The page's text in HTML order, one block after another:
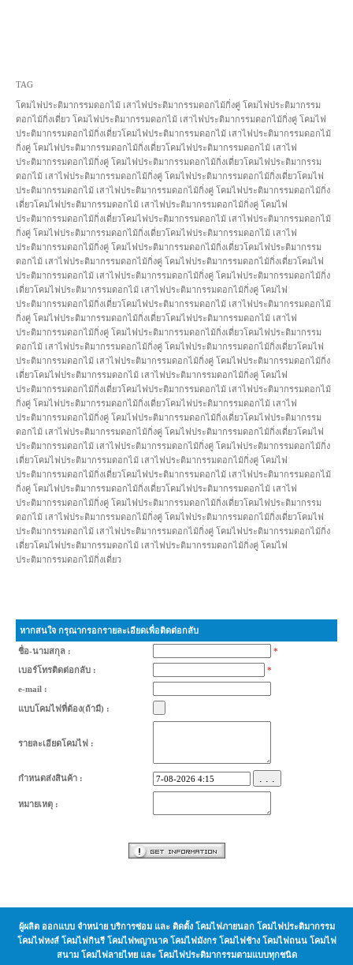
TAG
โคมไฟประติมากรรมดอกไม้ เสาไฟประติมากรรมดอกไม้กิ่งคู่ โคมไฟประติมากรรม
ดอกไม้กิ่งเดี่ยว โคมไฟประติมากรรมดอกไม้ เสาไฟประติมากรรมดอกไม้กิ่งคู่ โคมไฟ
ประติมากรรมดอกไม้กิ่งเดี่ยวโคมไฟประติมากรรมดอกไม้ เสาไฟประติมากรรมดอกไม้
กิ่งคู่ โคมไฟประติมากรรมดอกไม้กิ่งเดี่ยวโคมไฟประติมากรรมดอกไม้ เสาไฟ
ประติมากรรมดอกไม้กิ่งคู่ โคมไฟประติมากรรมดอกไม้กิ่งเดี่ยวโคมไฟประติมากรรม
ดอกไม้ เสาไฟประติมากรรมดอกไม้กิ่งคู่ โคมไฟประติมากรรมดอกไม้กิ่งเดี่ยวโคมไฟ
ประติมากรรมดอกไม้ เสาไฟประติมากรรมดอกไม้กิ่งคู่ โคมไฟประติมากรรมดอกไม้กิ่ง
เดี่ยวโคมไฟประติมากรรมดอกไม้ เสาไฟประติมากรรมดอกไม้กิ่งคู่ โคมไฟ
ประติมากรรมดอกไม้กิ่งเดี่ยวโคมไฟประติมากรรมดอกไม้ เสาไฟประติมากรรมดอกไม้
กิ่งคู่ โคมไฟประติมากรรมดอกไม้กิ่งเดี่ยวโคมไฟประติมากรรมดอกไม้ เสาไฟ
ประติมากรรมดอกไม้กิ่งคู่ โคมไฟประติมากรรมดอกไม้กิ่งเดี่ยวโคมไฟประติมากรรม
ดอกไม้ เสาไฟประติมากรรมดอกไม้กิ่งคู่ โคมไฟประติมากรรมดอกไม้กิ่งเดี่ยวโคมไฟ
ประติมากรรมดอกไม้ เสาไฟประติมากรรมดอกไม้กิ่งคู่ โคมไฟประติมากรรมดอกไม้กิ่ง
เดี่ยวโคมไฟประติมากรรมดอกไม้ เสาไฟประติมากรรมดอกไม้กิ่งคู่ โคมไฟ
ประติมากรรมดอกไม้กิ่งเดี่ยวโคมไฟประติมากรรมดอกไม้ เสาไฟประติมากรรมดอกไม้
กิ่งคู่ โคมไฟประติมากรรมดอกไม้กิ่งเดี่ยวโคมไฟประติมากรรมดอกไม้ เสาไฟ
ประติมากรรมดอกไม้กิ่งคู่ โคมไฟประติมากรรมดอกไม้กิ่งเดี่ยวโคมไฟประติมากรรม
ดอกไม้ เสาไฟประติมากรรมดอกไม้กิ่งคู่ โคมไฟประติมากรรมดอกไม้กิ่งเดี่ยวโคมไฟ
ประติมากรรมดอกไม้ เสาไฟประติมากรรมดอกไม้กิ่งคู่ โคมไฟประติมากรรมดอกไม้กิ่ง
เดี่ยวโคมไฟประติมากรรมดอกไม้ เสาไฟประติมากรรมดอกไม้กิ่งคู่ โคมไฟ
ประติมากรรมดอกไม้กิ่งเดี่ยวโคมไฟประติมากรรมดอกไม้ เสาไฟประติมากรรมดอกไม้
กิ่งคู่ โคมไฟประติมากรรมดอกไม้กิ่งเดี่ยวโคมไฟประติมากรรมดอกไม้ เสาไฟ
ประติมากรรมดอกไม้กิ่งคู่ โคมไฟประติมากรรมดอกไม้กิ่งเดี่ยวโคมไฟประติมากรรม
ดอกไม้ เสาไฟประติมากรรมดอกไม้กิ่งคู่ โคมไฟประติมากรรมดอกไม้กิ่งเดี่ยวโคมไฟ
ประติมากรรมดอกไม้ เสาไฟประติมากรรมดอกไม้กิ่งคู่ โคมไฟประติมากรรมดอกไม้กิ่ง
เดี่ยวโคมไฟประติมากรรมดอกไม้ เสาไฟประติมากรรมดอกไม้กิ่งคู่ โคมไฟ
ประติมากรรมดอกไม้กิ่งเดี่ยวโคมไฟประติมากรรมดอกไม้ เสาไฟประติมากรรมดอกไม้
กิ่งคู่ โคมไฟประติมากรรมดอกไม้กิ่งเดี่ยวโคมไฟประติมากรรมดอกไม้ เสาไฟ
ประติมากรรมดอกไม้กิ่งคู่ โคมไฟประติมากรรมดอกไม้กิ่งเดี่ยวโคมไฟประติมากรรม
ดอกไม้ เสาไฟประติมากรรมดอกไม้กิ่งคู่ โคมไฟประติมากรรมดอกไม้กิ่งเดี่ยวโคมไฟ
ประติมากรรมดอกไม้ เสาไฟประติมากรรมดอกไม้กิ่งคู่ โคมไฟประติมากรรมดอกไม้กิ่ง
เดี่ยวโคมไฟประติมากรรมดอกไม้ เสาไฟประติมากรรมดอกไม้กิ่งคู่ โคมไฟ
ประติมากรรมดอกไม้กิ่งเดี่ยว
หากสนใจ กรุณากรอกรายละเอียดเพื่อติดต่อกลับ
ชื่อ-นามสกุล :
*
เบอร์โทรติดต่อกลับ :
*
e-mail :
แบบโคมไฟที่ต้อง(ถ้ามี) :
รายละเอียดโคมไฟ :
กำหนดส่งสินค้า : . . .
หมายเหตุ :
ผู้ผลิต ออกแบบ จำหน่าย บริการซ่อม และ ติดตั้ง โคมไฟภายนอก โคมไฟประติมากรรม
โคมไฟหงส์ โคมไฟกินรี โคมไฟพญานาค โคมไฟมังกร โคมไฟช้าง โคมไฟถนน โคมไฟ
สนาม โคมไฟลายไทย และ โคมไฟประติมากรรมตามแบบทุกชนิด